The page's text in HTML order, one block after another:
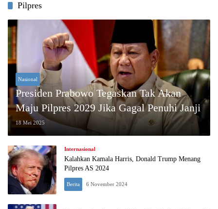
Pilpres
Nasional
Presiden Prabowo Tegaskan Tak Akan
Maju Pilpres 2029 Jika Gagal Penuhi Janji
18 Mei 2025
Internasional
Kalahkan Kamala Harris, Donald Trump Menang
Pilpres AS 2024
Berita 6 November 2024